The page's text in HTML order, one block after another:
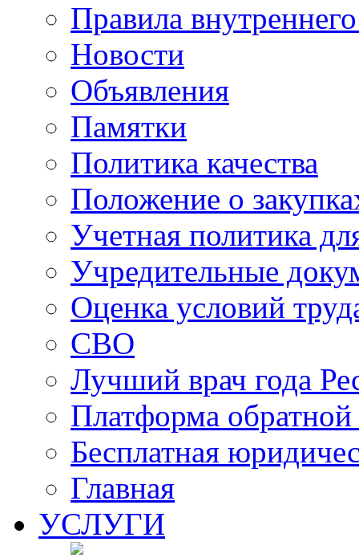
Правила
Новости
Объявления
Памятки
Политика качества
Положение о
Учетная политика
Учредительные
Оценка условий
СВО
Лучший врач года
Платформа
Бесплатная
Главная
УСЛУГИ